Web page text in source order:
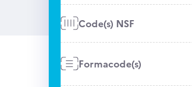
Code(s) NSF
Formacode(s)